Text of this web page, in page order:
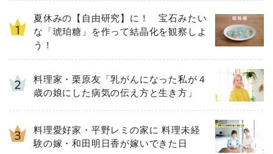
夏休みの【自由研究】に！ 宝石みたい
な「琥珀糖」を作って結晶化を観察しよ
う！
料理家・栗原友「乳がんになった私が４
歳の娘にした病気の伝え方と生き方」
料理愛好家・平野レミの家に 料理未経
験の嫁・和田明日香が嫁いできた日